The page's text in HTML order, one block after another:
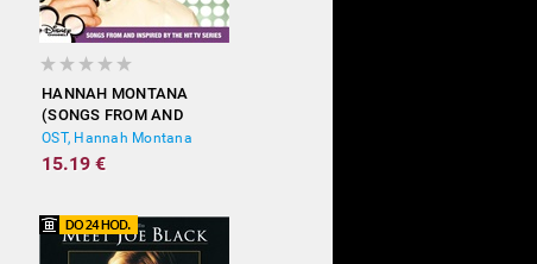
HANNAH MONTANA
(SONGS FROM AND
INSPIRED BY THE HIT TV
SERIES)
OST, Hannah Montana
15.19 €